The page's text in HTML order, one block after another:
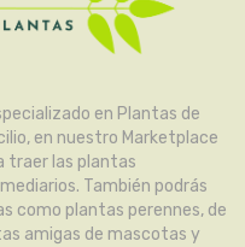
en Plantas de
en nuestro Marketplace
traer las plantas
También podrás
como plantas perennes, de
amigas de mascotas y